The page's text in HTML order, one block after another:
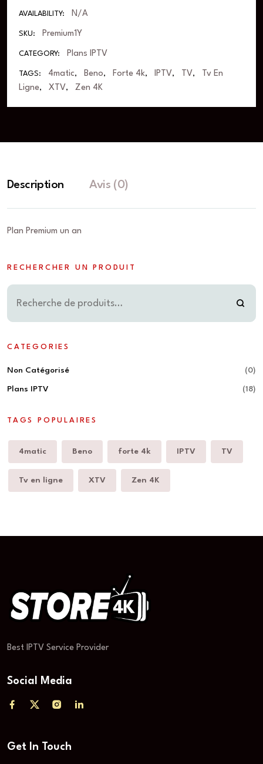
AVAILABILITY: N/A
SKU: Premium1Y
CATEGORY: Plans IPTV
TAGS: 4matic, Beno, Forte 4k, IPTV, TV,
Tv En
Ligne, XTV, Zen 4K
Description Avis (0)
Plan Premium un an
RECHERCHER UN PRODUIT
CATEGORIES
Non Catégorisé (0)
Plans IPTV (18)
TAGS POPULAIRES
4matic Beno forte 4k IPTV TV
Tv en ligne XTV Zen 4K
Best IPTV Service Provider
Social Media
Get In Touch